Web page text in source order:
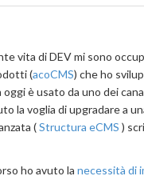
vita di DEV mi sono
(acoCMS) che ho
è usato da uno dei
la voglia di upgradare a
(Structura eCMS )
ho avuto la necessità di